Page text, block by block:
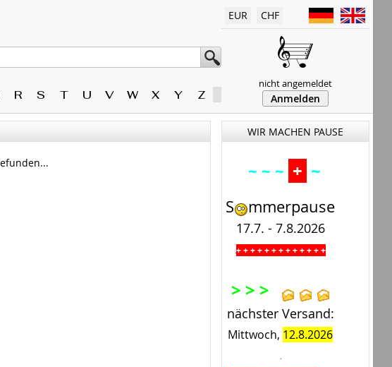
R S T U V W X Y Z
EUR CHF
nicht angemeldet
Anmelden
WIR MACHEN PAUSE
~ ~ ~ + ~
S mmerpause
17.7. - 7.8.2026
.+ + + + + + + + + + + + +
> > >
nächster Versand:
Mittwoch, 12.8.2026
.